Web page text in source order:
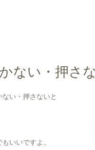
ない・押さ
い・押さないと
いいですよ。